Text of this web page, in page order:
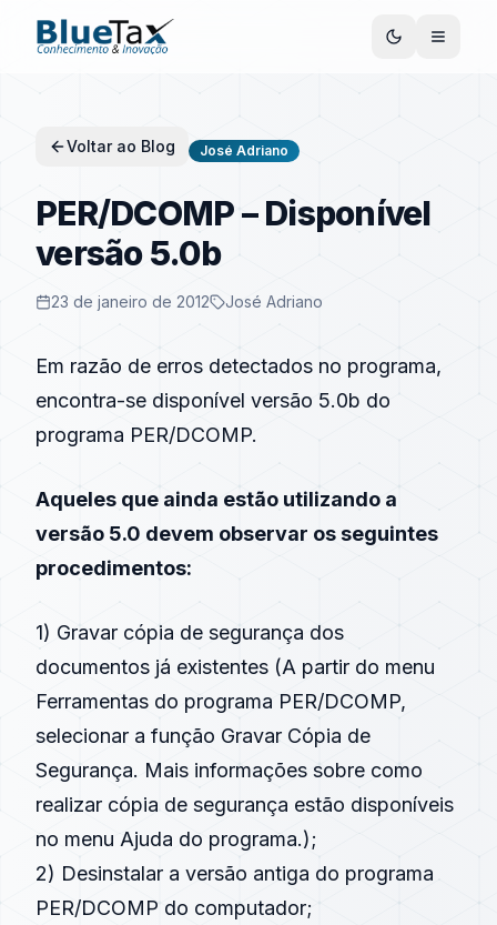
Voltar ao Blog José Adriano
PER/DCOMP – Disponível
versão 5.0b
23 de janeiro de 2012 José Adriano
Em razão de erros detectados no programa,
encontra-se disponível versão 5.0b do
programa PER/DCOMP.
Aqueles que ainda estão utilizando a
versão 5.0 devem observar os seguintes
procedimentos:
1) Gravar cópia de segurança dos
documentos já existentes (A partir do menu
Ferramentas do programa PER/DCOMP,
selecionar a função Gravar Cópia de
Segurança. Mais informações sobre como
realizar cópia de segurança estão disponíveis
no menu Ajuda do programa.);
2) Desinstalar a versão antiga do programa
PER/DCOMP do computador;